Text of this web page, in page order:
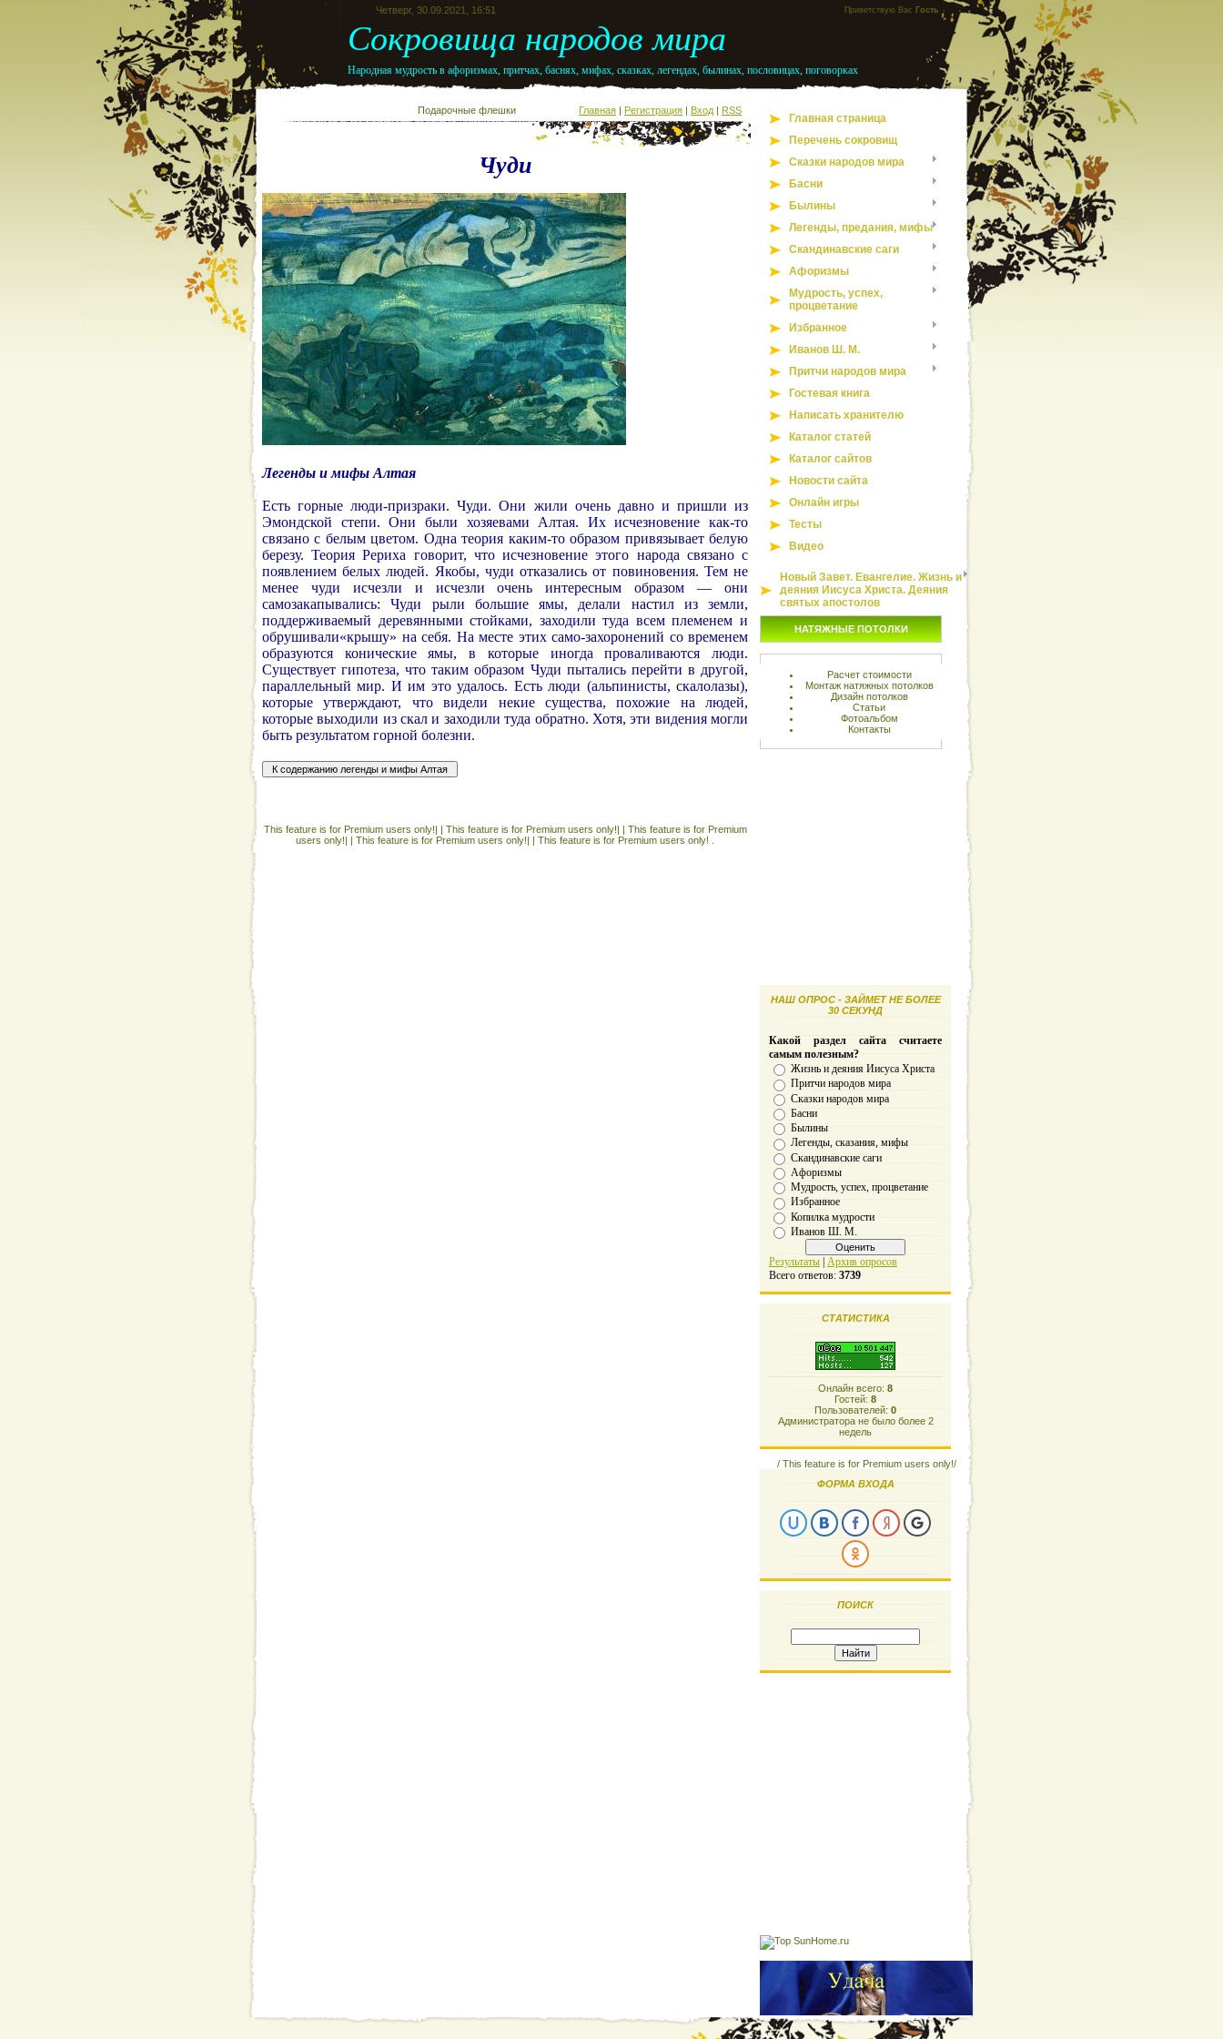
Четверг, 30.09.2021, 16:51 Приветствую Вас Гость
Сокровища народов мира
Народная мудрость в афоризмах, притчах, баснях, мифах, сказках, легендах, былинах, пословицах, поговорках
Подарочные флешки Главная | Регистрация | Вход | RSS
Чуди
Легенды и мифы Алтая
Есть горные люди-призраки. Чуди. Они жили очень давно и пришли из
Эмондской степи. Они были хозяевами Алтая. Их исчезновение как-то
связано с белым цветом. Одна теория каким-то образом привязывает белую
березу. Теория Рериха говорит, что исчезновение этого народа связано с
появлением белых людей. Якобы, чуди отказались от повиновения. Тем не
менее чуди исчезли и исчезли очень интересным образом — они
самозакапывались: Чуди рыли большие ямы, делали настил из земли,
поддерживаемый деревянными стойками, заходили туда всем племенем и
обрушивали«крышу» на себя. На месте этих само-захоронений со временем
образуются конические ямы, в которые иногда проваливаются люди.
Существует гипотеза, что таким образом Чуди пытались перейти в другой,
параллельный мир. И им это удалось. Есть люди (альпинисты, скалолазы),
которые утверждают, что видели некие существа, похожие на людей,
которые выходили из скал и заходили туда обратно. Хотя, эти видения могли
быть результатом горной болезни.
This feature is for Premium users only!| | This feature is for Premium users only!| | This feature is for Premium
users only!| | This feature is for Premium users only!| | This feature is for Premium users only! .
Главная страница
Перечень сокровищ
Сказки народов мира
Басни
Былины
Легенды, предания, мифы
Скандинавские саги
Афоризмы
Мудрость, успех,
процветание
Избранное
Иванов Ш. М.
Притчи народов мира
Гостевая книга
Написать хранителю
Каталог статей
Каталог сайтов
Новости сайта
Онлайн игры
Тесты
Видео
Новый Завет. Евангелие. Жизнь и
деяния Иисуса Христа. Деяния
святых апостолов
НАТЯЖНЫЕ ПОТОЛКИ
Расчет стоимости
Монтаж натяжных потолков
Дизайн потолков
Статьи
Фотоальбом
Контакты
НАШ ОПРОС - ЗАЙМЕТ НЕ БОЛЕЕ
30 СЕКУНД
Какой раздел сайта считаете
самым полезным?
Жизнь и деяния Иисуса Христа
Притчи народов мира
Сказки народов мира
Басни
Былины
Легенды, сказания, мифы
Скандинавские саги
Афоризмы
Мудрость, успех, процветание
Избранное
Копилка мудрости
Иванов Ш. М.
Результаты Архив опросов
Всего ответов: 3739
СТАТИСТИКА
Онлайн всего: 8
Гостей: 8
Пользователей: 0
Администратора не было более 2
недель
/ This feature is for Premium users only!/
ФОРМА ВХОДА
ПОИСК